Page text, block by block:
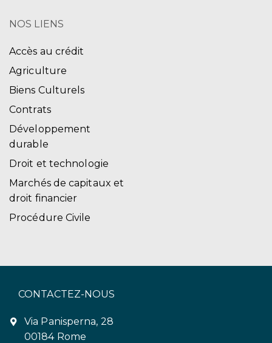
NOS LIENS
Accès au crédit
Agriculture
Biens Culturels
Contrats
Développement
durable
Droit et technologie
Marchés de capitaux et
droit financier
Procédure Civile
CONTACTEZ-NOUS
Via Panisperna, 28
00184 Rome